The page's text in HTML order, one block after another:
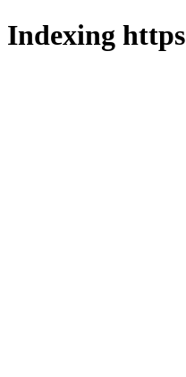
Indexing